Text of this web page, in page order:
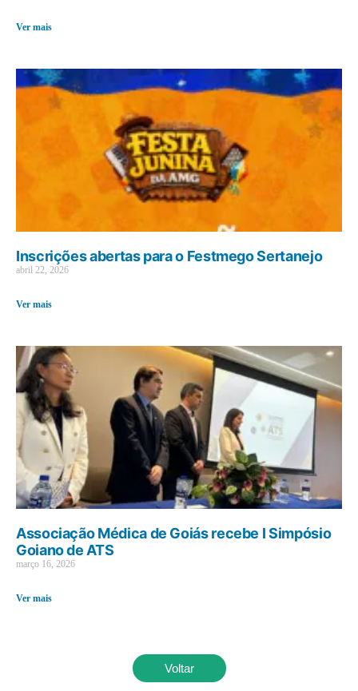
Ver mais
Inscrições abertas para o Festmego Sertanejo
abril 22, 2026
Ver mais
Associação Médica de Goiás recebe I Simpósio
Goiano de ATS
março 16, 2026
Ver mais
Voltar